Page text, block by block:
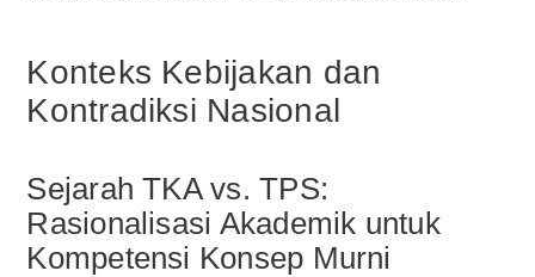
Konteks Kebijakan dan
Kontradiksi Nasional
Sejarah TKA vs. TPS:
Rasionalisasi Akademik untuk
Kompetensi Konsep Murni